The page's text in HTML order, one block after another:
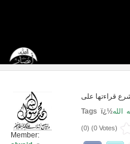
Member:
Tags ï¿½الله
(0) (0 Votes)